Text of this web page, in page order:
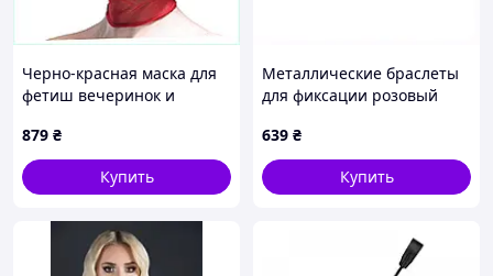
Черно-красная маска для
фетиш вечеринок и
879 ₴
Купить
Металлические браслеты
для фиксации розовый
639 ₴
Купить